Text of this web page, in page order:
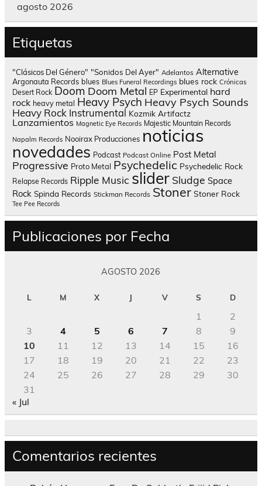
agosto 2026
Etiquetas
"Clásicos Del Género" "Sonidos Del Ayer" Adelantos Alternative
Argonauta Records blues Blues Funeral Recordings blues rock Crónicas
Desert Rock Doom Doom Metal EP Experimental hard
rock heavy metal Heavy Psych Heavy Psych Sounds
Heavy Rock Instrumental Kozmik Artifactz
Lanzamientos Magnetic Eye Records Majestic Mountain Records
Napalm Records Nooirax Producciones noticias
novedades Podcast Podcast Online Post Metal
Progressive Proto Metal Psychedelic Psychedelic Rock
Relapse Records Ripple Music slider Sludge Space
Rock Spinda Records Stickman Records Stoner Stoner Rock
Tee Pee Records
Publicaciones por Fecha
AGOSTO 2026
L M X J V S D
1
2
3
4 5 6 7 8
9
10
11 12 13 14 15
16
17
18 19 20 21 22
23
24
25 26 27 28 29
30
31
« Jul
Comentarios recientes